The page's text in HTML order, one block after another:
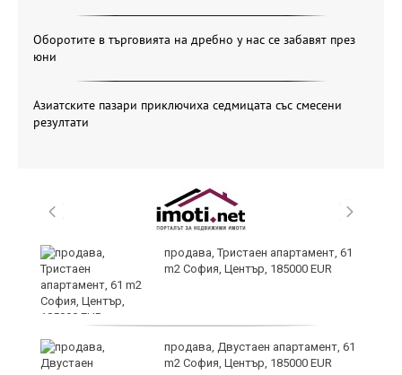
Оборотите в търговията на дребно у нас се забавят през
юни
Азиатските пазари приключиха седмицата със смесени
резултати
продава, Тристаен апартамент, 61
m2 София, Център, 185000 EUR
продава, Двустаен апартамент, 61
m2 София, Център, 185000 EUR